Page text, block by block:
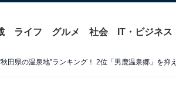
ライフ グルメ 社会 IT・ビジネス